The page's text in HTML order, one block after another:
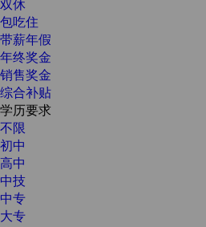
双休
包吃住
带薪年假
年终奖金
销售奖金
综合补贴
学历要求
不限
初中
高中
中技
中专
大专